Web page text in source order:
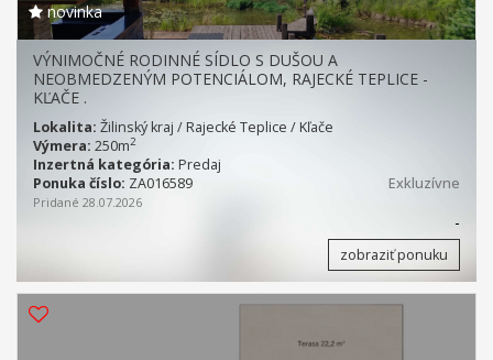
novinka
VÝNIMOČNÉ RODINNÉ SÍDLO S DUŠOU A
NEOBMEDZENÝM POTENCIÁLOM, RAJECKÉ TEPLICE -
KĽAČE .
Lokalita: Žilinský kraj / Rajecké Teplice / Kľače
Výmera: 250m2
Inzertná kategória: Predaj
Ponuka číslo: ZA016589 Exkluzívne
Pridané 28.07.2026
-
zobraziť ponuku